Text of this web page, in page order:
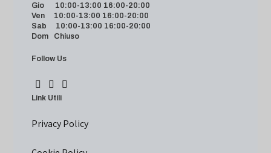
Gio 10:00-13:00 16:00-20:00
Ven 10:00-13:00 16:00-20:00
Sab 10:00-13:00 16:00-20:00
Dom Chiuso
Follow Us
Link Utili
Privacy Policy